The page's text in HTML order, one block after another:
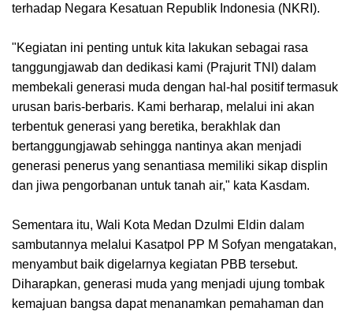
terhadap Negara Kesatuan Republik Indonesia (NKRI).
"Kegiatan ini penting untuk kita lakukan sebagai rasa
tanggungjawab dan dedikasi kami (Prajurit TNI) dalam
membekali generasi muda dengan hal-hal positif termasuk
urusan baris-berbaris. Kami berharap, melalui ini akan
terbentuk generasi yang beretika, berakhlak dan
bertanggungjawab sehingga nantinya akan menjadi
generasi penerus yang senantiasa memiliki sikap displin
dan jiwa pengorbanan untuk tanah air," kata Kasdam.
Sementara itu, Wali Kota Medan Dzulmi Eldin dalam
sambutannya melalui Kasatpol PP M Sofyan mengatakan,
menyambut baik digelarnya kegiatan PBB tersebut.
Diharapkan, generasi muda yang menjadi ujung tombak
kemajuan bangsa dapat menanamkan pemahaman dan